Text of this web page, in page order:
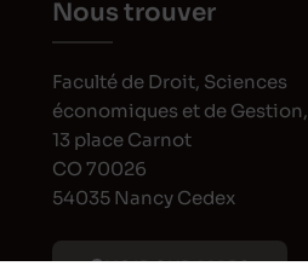
Nous trouver
Faculté de Droit, Sciences
économiques et de Gestion,
13 place Carnot
CO 70026
54035 Nancy Cedex
VOIR SUR MAPS